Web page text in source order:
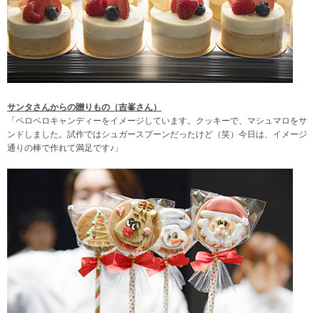
サンタさんからの贈りもの（吉峯さん）
「ペロペロキャンディーをイメージしています。クッキーで、マシュマロをサ
ンドしました。試作ではシュガースプーンだったけど（笑）今日は、イメージ
通りの棒で作れて満足です♪」